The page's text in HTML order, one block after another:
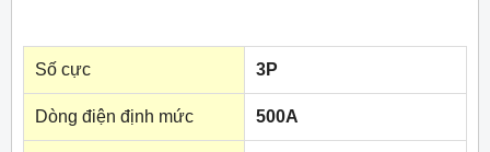
Số cực 3P
Dòng điện định mức 500A